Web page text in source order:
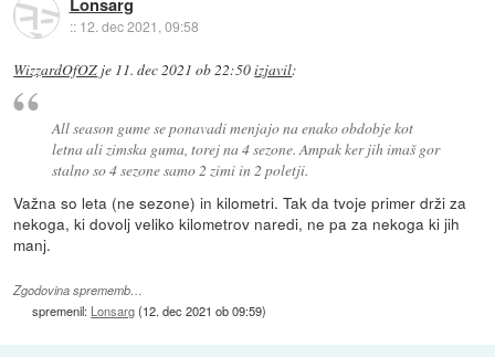
:: 12. dec 2021, 09:58
WizzardOfOZ je 11. dec 2021 ob 22:50izjavil:
All season gume se ponavadi menjajo na enako obdobje kot
letna ali zimska guma, torej na 4 sezone. Ampak ker jih imaš gor
stalno so 4 sezone samo 2 zimi in 2 poletji.
Važna so leta (ne sezone) in kilometri. Tak da tvoje primer drži za
nekoga, ki dovolj veliko kilometrov naredi, ne pa za nekoga ki jih
manj.
Zgodovina sprememb…
spremenil: Lonsarg(12. dec 2021 ob 09:59)